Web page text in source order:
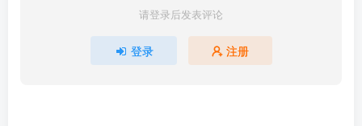
请登录后发表评论
登录 注册